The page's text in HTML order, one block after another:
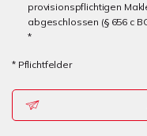
provisionspflichtigen
abgeschlossen (§ 656 c
*
* Pflichtfelder